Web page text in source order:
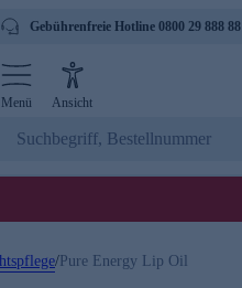
Gebührenfreie Hotline 0800 29 888 88
Menü Ansicht
/ Pure Energy Lip Oil